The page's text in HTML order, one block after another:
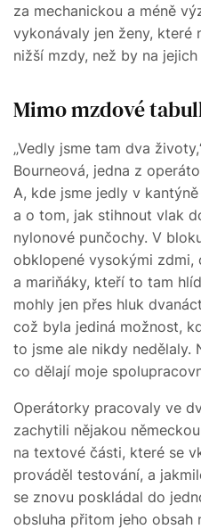
za mechanickou a méně
vykonávaly jen ženy, které
nižší mzdy, než by na
Mimo mzdové
„Vedly jsme tam dva
Bourneová, jedna z
A, kde jsme jedly v
a o tom, jak stihnout vlak
nylonové punčochy. V
obklopené vysokými zdmi,
a mariňáky, kteří to tam
mohly jen přes hluk
což byla jediná možnost,
to jsme ale nikdy nedělaly.
co dělají moje
Operátorky pracovaly ve
zachytili nějakou
na textové části, které se
prováděl testování, a
se znovu poskládal do
obsluha přitom jeho obsah